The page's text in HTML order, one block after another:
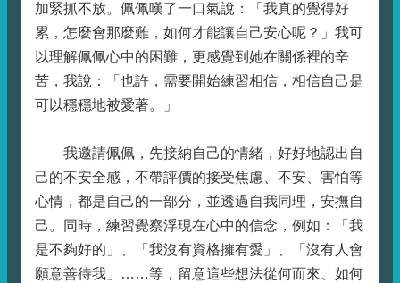
加緊抓不放。佩佩嘆了一口氣說：「我真的覺得好
累，怎麼會那麼難，如何才能讓自己安心呢？」我可
以理解佩佩心中的困難，更感覺到她在關係裡的辛
苦，我說：「也許，需要開始練習相信，相信自己是
可以穩穩地被愛著。」
我邀請佩佩，先接納自己的情緒，好好地認出自
己的不安全感，不帶評價的接受焦慮、不安、害怕等
心情，都是自己的一部分，並透過自我同理，安撫自
己。同時，練習覺察浮現在心中的信念，例如：「我
是不夠好的」、「我沒有資格擁有愛」、「沒有人會
願意善待我」……等，留意這些想法從何而來、如何